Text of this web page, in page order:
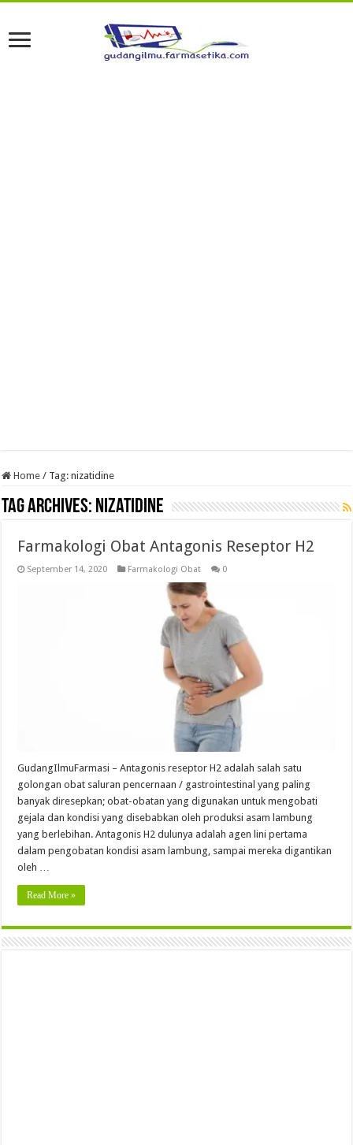
Home / Tag:nizatidine
Tag Archives: nizatidine
Farmakologi Obat Antagonis Reseptor H2
September 14, 2020 Farmakologi Obat 0
GudangIlmuFarmasi – Antagonis reseptor H2 adalah salah satu
golongan obat saluran pencernaan / gastrointestinal yang paling
banyak diresepkan; obat-obatan yang digunakan untuk mengobati
gejala dan kondisi yang disebabkan oleh produksi asam lambung
yang berlebihan. Antagonis H2 dulunya adalah agen lini pertama
dalam pengobatan kondisi asam lambung, sampai mereka digantikan
oleh …
Read More »